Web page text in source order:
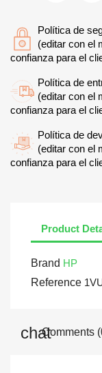
Política de
(editar con el
confianza para el
Política de
(editar con el
confianza para el
Política de
(editar con el
confianza para el
Product
Brand HP
Reference
Comments